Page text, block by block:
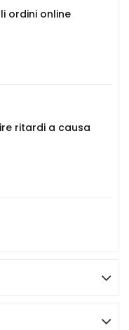
ordini online
ritardi a causa